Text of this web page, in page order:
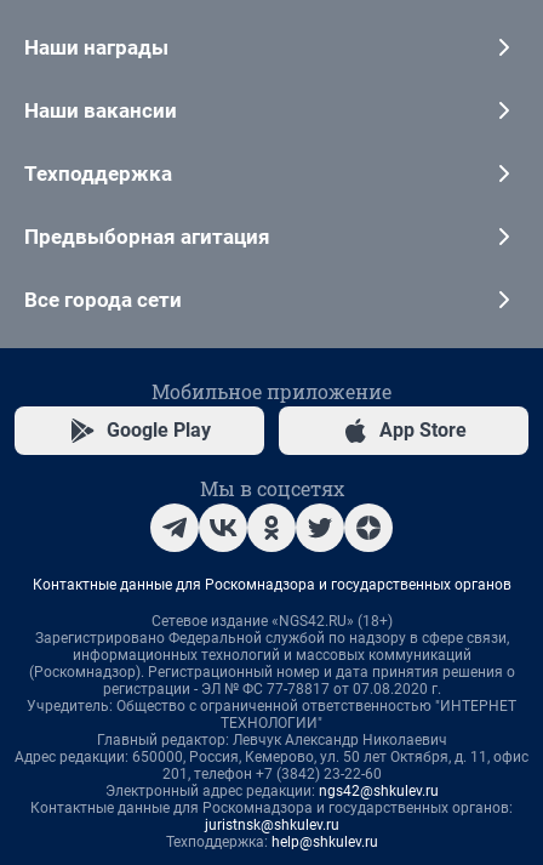
Наши награды
Наши вакансии
Техподдержка
Предвыборная агитация
Все города сети
Мобильное приложение
Google Play App Store
Мы в соцсетях
Контактные данные для Роскомнадзора и государственных органов
Сетевое издание «NGS42.RU» (18+)
Зарегистрировано Федеральной службой по надзору в сфере связи,
информационных технологий и массовых коммуникаций
(Роскомнадзор). Регистрационный номер и дата принятия решения о
регистрации - ЭЛ № ФС 77-78817 от 07.08.2020 г.
Учредитель: Общество с ограниченной ответственностью "ИНТЕРНЕТ
ТЕХНОЛОГИИ"
Главный редактор: Левчук Александр Николаевич
Адрес редакции: 650000, Россия, Кемерово, ул. 50 лет Октября, д. 11, офис
201, телефон +7 (3842) 23-22-60
Электронный адрес редакции: ngs42@shkulev.ru
Контактные данные для Роскомнадзора и государственных органов:
juristnsk@shkulev.ru
Техподдержка: help@shkulev.ru